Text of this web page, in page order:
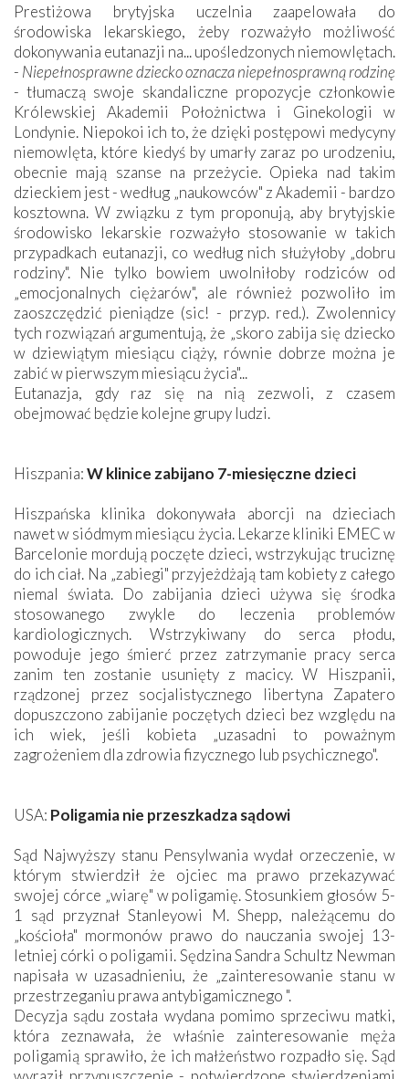
Prestiżowa brytyjska uczelnia zaapelowała do
środowiska lekarskiego, żeby rozważyło możliwość
dokonywania eutanazji na... upośledzonych niemowlętach.
- Niepełnosprawne dziecko oznacza niepełnosprawną rodzinę
- tłumaczą swoje skandaliczne propozycje członkowie
Królewskiej Akademii Położnictwa i Ginekologii w
Londynie. Niepokoi ich to, że dzięki postępowi medycyny
niemowlęta, które kiedyś by umarły zaraz po urodzeniu,
obecnie mają szanse na przeżycie. Opieka nad takim
dzieckiem jest - według „naukowców" z Akademii - bardzo
kosztowna. W związku z tym proponują, aby brytyjskie
środowisko lekarskie rozważyło stosowanie w takich
przypadkach eutanazji, co według nich służyłoby „dobru
rodziny". Nie tylko bowiem uwolniłoby rodziców od
„emocjonalnych ciężarów", ale również pozwoliło im
zaoszczędzić pieniądze (sic! - przyp. red.). Zwolennicy
tych rozwiązań argumentują, że „skoro zabija się dziecko
w dziewiątym miesiącu ciąży, równie dobrze można je
zabić w pierwszym miesiącu życia"...
Eutanazja, gdy raz się na nią zezwoli, z czasem
obejmować będzie kolejne grupy ludzi.
Hiszpania:W klinice zabijano 7-miesięczne dzieci
Hiszpańska klinika dokonywała aborcji na dzieciach
nawet w siódmym miesiącu życia. Lekarze kliniki EMEC w
Barcelonie mordują poczęte dzieci, wstrzykując truciznę
do ich ciał. Na „zabiegi" przyjeżdżają tam kobiety z całego
niemal świata. Do zabijania dzieci używa się środka
stosowanego zwykle do leczenia problemów
kardiologicznych. Wstrzykiwany do serca płodu,
powoduje jego śmierć przez zatrzymanie pracy serca
zanim ten zostanie usunięty z macicy. W Hiszpanii,
rządzonej przez socjalistycznego libertyna Zapatero
dopuszczono zabijanie poczętych dzieci bez względu na
ich wiek, jeśli kobieta „uzasadni to poważnym
zagrożeniem dla zdrowia fizycznego lub psychicznego".
USA: Poligamia nie przeszkadza sądowi
Sąd Najwyższy stanu Pensylwania wydał orzeczenie, w
którym stwierdził że ojciec ma prawo przekazywać
swojej córce „wiarę" w poligamię. Stosunkiem głosów 5-
1 sąd przyznał Stanleyowi M. Shepp, należącemu do
„kościoła" mormonów prawo do nauczania swojej 13-
letniej córki o poligamii. Sędzina Sandra Schultz Newman
napisała w uzasadnieniu, że „zainteresowanie stanu w
przestrzeganiu prawa antybigamicznego ".
Decyzja sądu została wydana pomimo sprzeciwu matki,
która zeznawała, że właśnie zainteresowanie męża
poligamią sprawiło, że ich małżeństwo rozpadło się. Sąd